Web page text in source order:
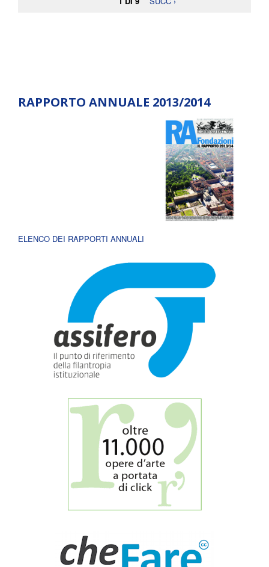
RAPPORTO ANNUALE 2013/2014
ELENCO DEI RAPPORTI ANNUALI